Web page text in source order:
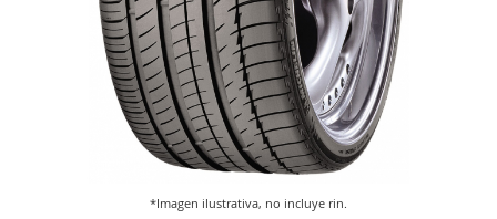
*Imagen ilustrativa, no incluye rin.